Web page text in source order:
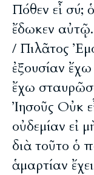
Πόθεν εἶ σύ;
ἔδωκεν αὐτῷ.
/ Πιλᾶτος
ἐξουσίαν
ἔχω
Ἰησοῦς Οὐκ
οὐδεμίαν εἰ
διὰ τοῦτο ὁ
ἁμαρτίαν